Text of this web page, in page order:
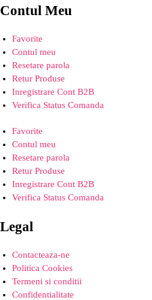
Contul Meu
Favorite
Contul meu
Resetare parola
Retur Produse
Inregistrare Cont B2B
Verifica Status Comanda
Favorite
Contul meu
Resetare parola
Retur Produse
Inregistrare Cont B2B
Verifica Status Comanda
Legal
Contacteaza-ne
Politica Cookies
Termeni si conditii
Confidentialitate